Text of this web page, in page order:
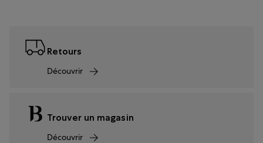
Retours
Découvrir
Trouver un magasin
Découvrir